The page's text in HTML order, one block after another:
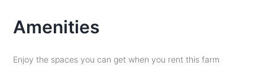
Amenities
Enjoy the spaces you can get when you rent this farm